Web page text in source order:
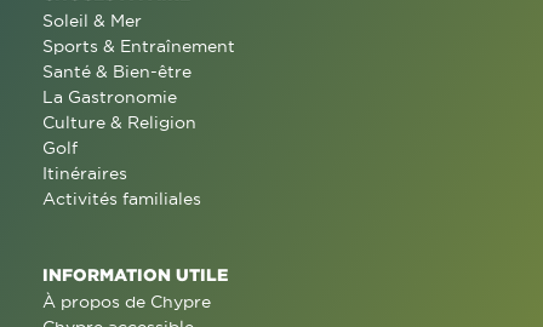
Soleil & Mer
Sports & Entraînement
Santé & Bien-être
La Gastronomie
Culture & Religion
Golf
Itinéraires
Activités familiales
INFORMATION UTILE
À propos de Chypre